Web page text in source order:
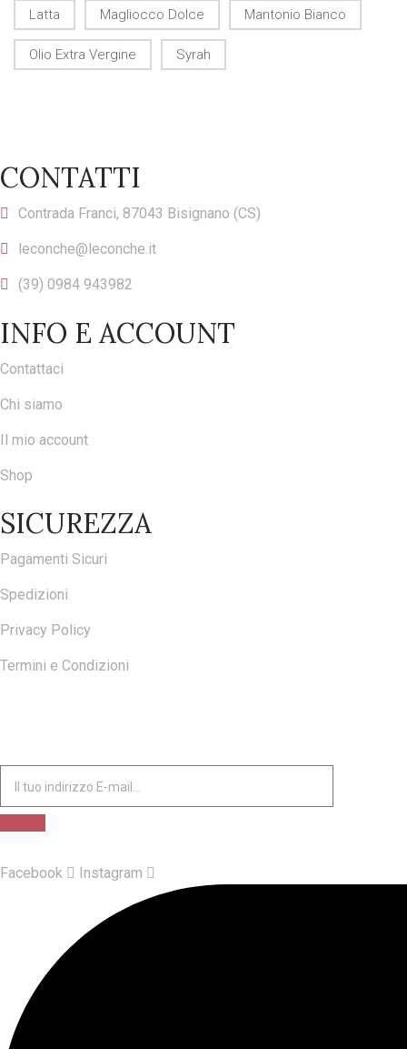
Latta Magliocco Dolce Mantonio Bianco
Olio Extra Vergine Syrah
CONTATTI
Contrada Franci, 87043 Bisignano (CS)
leconche@leconche.it
(39) 0984 943982
INFO E ACCOUNT
Contattaci
Chi siamo
Il mio account
Shop
SICUREZZA
Pagamenti Sicuri
Spedizioni
Privacy Policy
Termini e Condizioni
Facebook Instagram